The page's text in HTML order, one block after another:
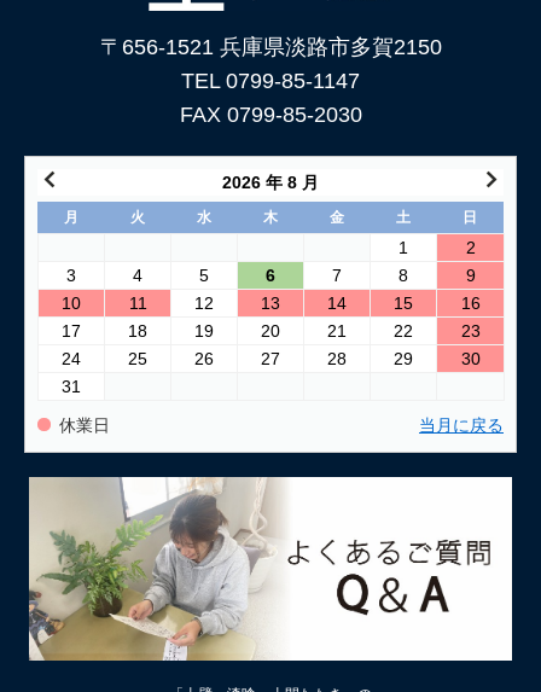
〒656-1521 兵庫県淡路市多賀2150
TEL 0799-85-1147
FAX 0799-85-2030
2026 年 8 月
月 火 水 木 金 土 日
1
2
3
4 5 6 7 8
9
10
11 12 13 14 15
16
17
18 19 20 21 22
23
24
25 26 27 28 29
30
31
休業日 当月に戻る